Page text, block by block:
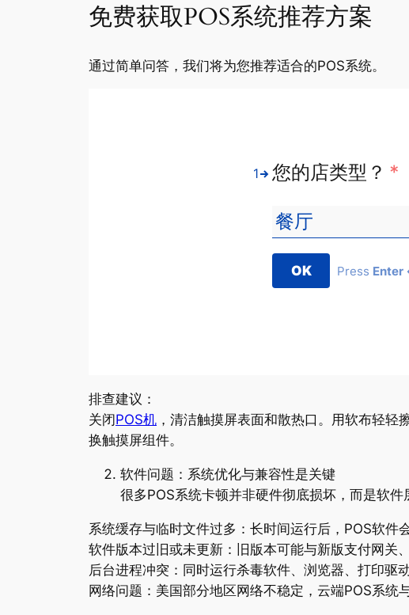
免费获取POS系统推荐方案
通过简单问答，我们将为您推荐适合的POS系统。
1 您的店类型？ *
OK Press Enter
排查建议：
关闭POS机 ，清洁触摸屏表面和散热口。用软布轻
换触摸屏组件。
软件问题：系统优化与兼容性是关键
很多POS系统卡顿并非硬件彻底损坏，而是软件
系统缓存与临时文件过多：长时间运行后，POS软件
软件版本过旧或未更新：旧版本可能与新版支付网关
后台进程冲突：同时运行杀毒软件、浏览器、打印驱
网络问题：美国部分地区网络不稳定，云端POS系统